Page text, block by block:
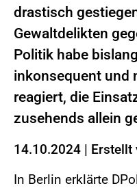
drastisch
Gewaltdelikten
Politik habe
inkonsequent und
reagiert, die
zusehends allein
14.10.2024 | Erstellt
In Berlin erklärte